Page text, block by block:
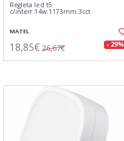
Regleta led t5
c/interr.14w.1173mm.3cct
MATEL
18,85€ 26,67€ - 29%